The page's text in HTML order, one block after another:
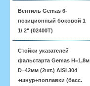
Вентиль Gemas 6-
позиционный боковой 1
1/ 2" (02400T)
Стойки указателей
фальстарта Gemas H=1,8м
D=42мм (2шт.) AISI 304
+шнур+поплавки (басс.